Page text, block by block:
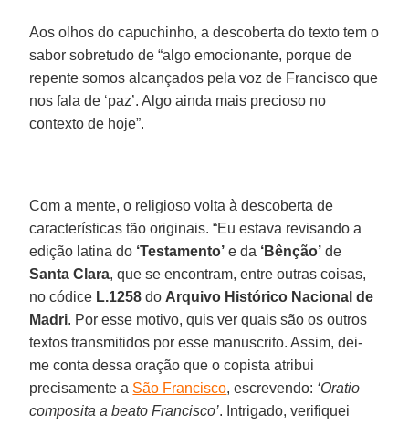
Aos olhos do capuchinho, a descoberta do texto tem o
sabor sobretudo de “algo emocionante, porque de
repente somos alcançados pela voz de Francisco que
nos fala de ‘paz’. Algo ainda mais precioso no
contexto de hoje”.
Com a mente, o religioso volta à descoberta de
características tão originais. “Eu estava revisando a
edição latina do ‘Testamento’ e da ‘Bênção’ de
Santa Clara, que se encontram, entre outras coisas,
no códice L.1258do Arquivo Histórico Nacional de
Madri. Por esse motivo, quis ver quais são os outros
textos transmitidos por esse manuscrito. Assim, dei-
me conta dessa oração que o copista atribui
precisamente a São Francisco, escrevendo: ‘Oratio
composita a beato Francisco’. Intrigado, verifiquei